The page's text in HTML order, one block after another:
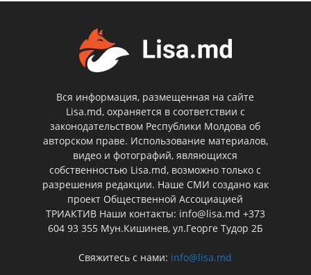
Вся информация, размещенная на сайте
Lisa.md, охраняется в соответствии с
законодательством Республики Молдова об
авторском праве. Использование материалов,
видео и фотографий, являющихся
собственностью Lisa.md, возможно только с
разрешения редакции. Наше СМИ создано как
проект Общественной Ассоциацией
ТРИАКТИВ Наши контакты: info@lisa.md +373
604 93 355 Мун.Кишинев, ул.Георге Тудор 2Б
Свяжитесь с нами: info@lisa.md